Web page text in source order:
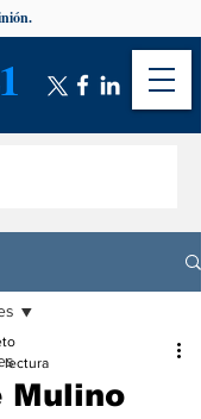
Mulino
lectura